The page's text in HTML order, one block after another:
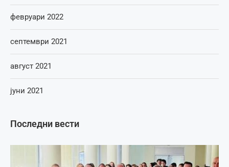
Последни вести
февруари 2022
септември 2021
август 2021
јуни 2021